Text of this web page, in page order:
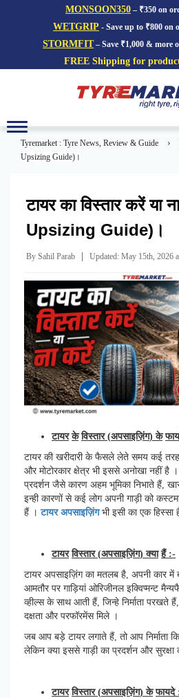
MONSOON350 – ₹350 on
WETGRIP - Save up to ₹800 on
STORMFIT– Save ₹1,000 & more
FREE Shipping for
Toggle
navigation
Tyremarket : Tyre News, Review & Guide ›
Upsizing Guide)।
टायर का विस्तार करें या
Upsizing Guide)।
By Sahil Parab Updated: May 15th, 2026
टायर के विस्तार(अपसाइज़िंग)के
टायर की खरीदारी के फैसले लेते समय कई
और मोटोरकार क्षेत्र भी इससे अनोखा नहीं
प्रदर्शन जैसे कारण अहम भूमिका निभाते हैं,
इन्ही कारणों से कई लोग अपनी गाड़ी को
हैं ।टायर अपसाइज़िंगभी इसी का एक हिस्सा
टायर विस्तार(अपसाइज़िंग)क्या हैं:-
टायर अपसाइज़िंग का मतलब है, अपनी कार में
आमतौर पर गाड़ियां ओरिजीनल इक्विप्मन्ट
व्हील्स के साथ आती हैं, जिन्हे निर्माता परखते
दक्षता और परफॉरमेंस मिले ।
जब आप बड़े टायर लगाते हैं, तो आप निर्माता
लेकिन क्या इससे गाड़ी का प्रदर्शन और सुरक्षा
टायर विस्तार(अपसाइज़िंग)के फायदे